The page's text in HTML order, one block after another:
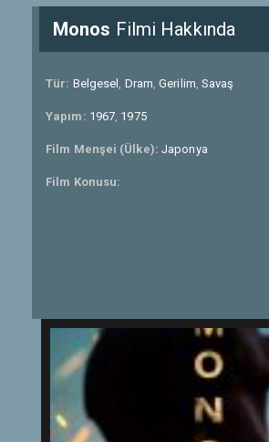
Monos Filmi Hakkında
Tür: Belgesel , Dram,Gerilim,Savaş
Yapım: 1967, 1975
Film Menşei (Ülke): Japonya
Film Konusu: